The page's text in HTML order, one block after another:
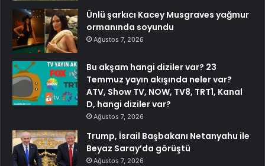
Ünlü şarkıcı Kacey Musgraves yağmur
ormanında soyundu
Ağustos 7, 2026
Bu akşam hangi diziler var? 23
Temmuz yayın akışında neler var?
ATV, Show TV, NOW, TV8, TRT1, Kanal
D, hangi diziler var?
Ağustos 7, 2026
Trump, İsrail Başbakanı Netanyahu ile
Beyaz Saray’da görüştü
Ağustos 7, 2026